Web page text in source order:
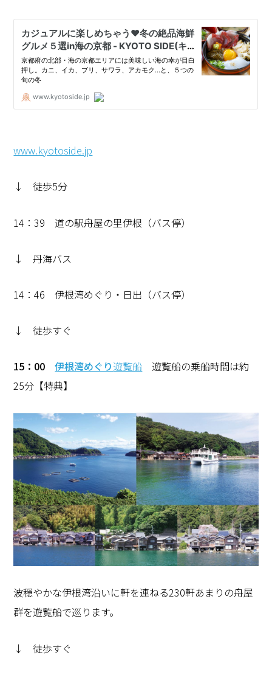
www.kyotoside.jp
↓ 徒歩5分
14：39 道の駅舟屋の里伊根（バス停）
↓ 丹海バス
14：46 伊根湾めぐり・日出（バス停）
↓ 徒歩すぐ
15 ：00伊根湾めぐり遊覧船 遊覧船の乗船時間は約
25分【特典】
波穏やかな伊根湾沿いに軒を連ねる230軒あまりの舟屋
群を遊覧船で巡ります。
↓ 徒歩すぐ